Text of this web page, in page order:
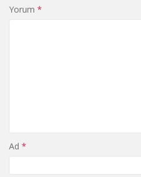
Yorum *
Ad *